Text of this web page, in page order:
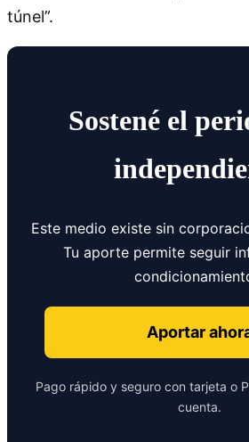
túnel”.
Sostené el
Este medio existe sin
Tu aporte permite seguir
Aportar
Pago rápido y seguro con tarjeta o
cuenta.